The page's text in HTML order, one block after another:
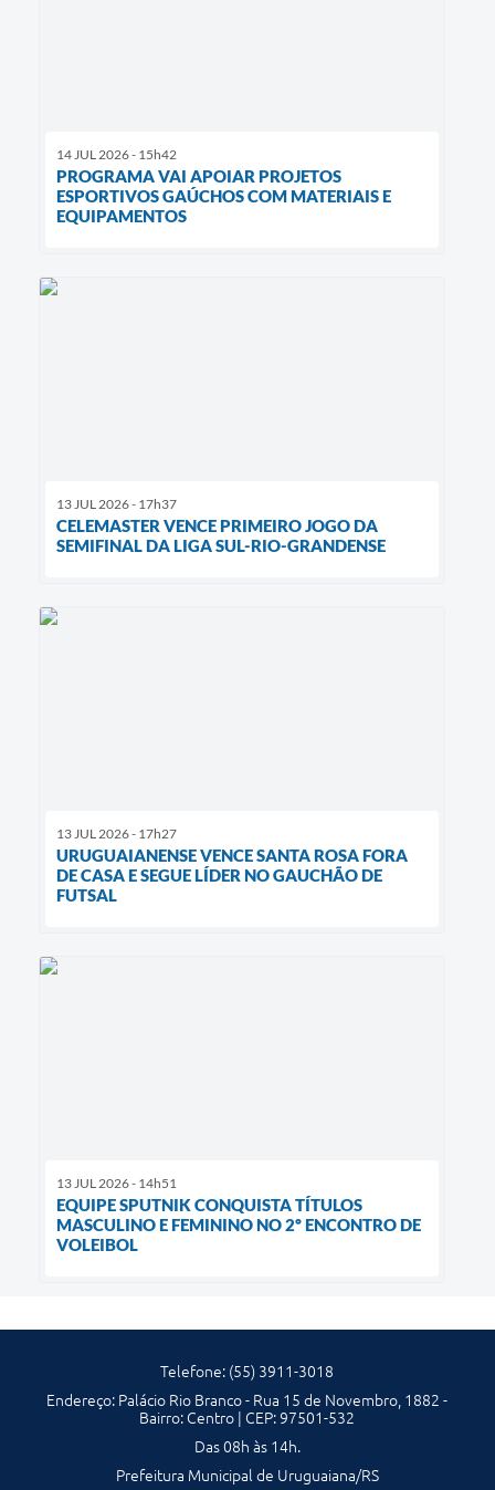
14 JUL 2026 - 15h42
PROGRAMA VAI APOIAR PROJETOS
ESPORTIVOS GAÚCHOS COM MATERIAIS E
EQUIPAMENTOS
13 JUL 2026 - 17h37
CELEMASTER VENCE PRIMEIRO JOGO DA
SEMIFINAL DA LIGA SUL-RIO-GRANDENSE
13 JUL 2026 - 17h27
URUGUAIANENSE VENCE SANTA ROSA FORA
DE CASA E SEGUE LÍDER NO GAUCHÃO DE
FUTSAL
13 JUL 2026 - 14h51
EQUIPE SPUTNIK CONQUISTA TÍTULOS
MASCULINO E FEMININO NO 2º ENCONTRO DE
VOLEIBOL
Telefone: (55) 3911-3018
Endereço: Palácio Rio Branco - Rua 15 de Novembro, 1882 -
Bairro: Centro | CEP: 97501-532
Das 08h às 14h.
Prefeitura Municipal de Uruguaiana/RS